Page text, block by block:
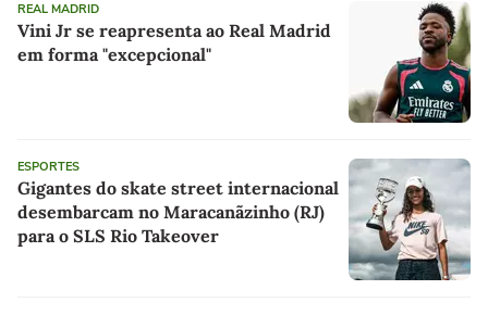
REAL MADRID
Vini Jr se reapresenta ao Real Madrid
em forma "excepcional"
ESPORTES
Gigantes do skate street internacional
desembarcam no Maracanãzinho (RJ)
para o SLS Rio Takeover